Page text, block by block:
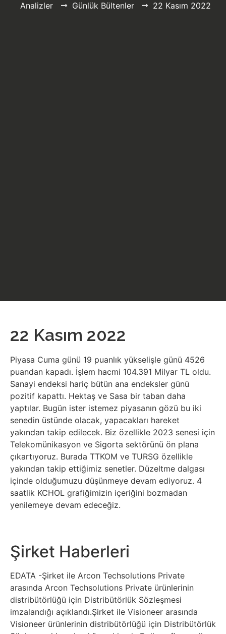
Analizler Günlük Bültenler 22 Kasım 2022
22 Kasım 2022
Piyasa Cuma günü 19 puanlık yükselişle günü 4526
puandan kapadı. İşlem hacmi 104.391 Milyar TL oldu.
Sanayi endeksi hariç bütün ana endeksler günü
pozitif kapattı. Hektaş ve Sasa bir taban daha
yaptılar. Bugün ister istemez piyasanın gözü bu iki
senedin üstünde olacak, yapacakları hareket
yakından takip edilecek. Biz özellikle 2023 senesi için
Telekomünikasyon ve Sigorta sektörünü ön plana
çıkartıyoruz. Burada TTKOM ve TURSG özellikle
yakından takip ettiğimiz senetler. Düzeltme dalgası
içinde olduğumuzu düşünmeye devam ediyoruz. 4
saatlik KCHOL grafiğimizin içeriğini bozmadan
yenilemeye devam edeceğiz.
Şirket Haberleri
EDATA -Şirket ile Arcon Techsolutions Private
arasında Arcon Techsolutions Private ürünlerinin
distribütörlüğü için Distribütörlük Sözleşmesi
imzalandığı açıklandı.Şirket ile Visioneer arasında
Visioneer ürünlerinin distribütörlüğü için Distribütörlük